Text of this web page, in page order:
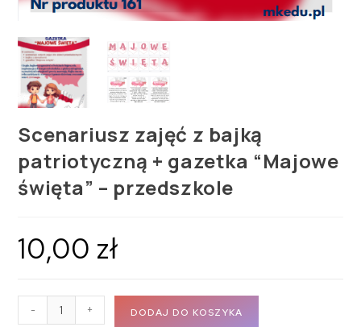
Scenariusz zajęć z bajką
patriotyczną + gazetka “Majowe
święta” – przedszkole
10,00 zł
- + DODAJ DO KOSZYKA